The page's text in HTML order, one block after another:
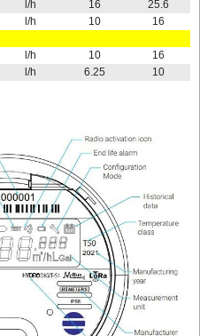
l/h 16
25.6
l/h 10
16
l/h 10
16
l/h 6.25 10